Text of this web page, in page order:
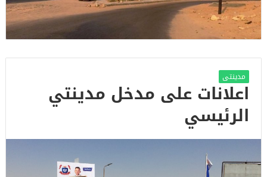
مدينتى
اعلانات على مدخل مدينتي
الرئيسي